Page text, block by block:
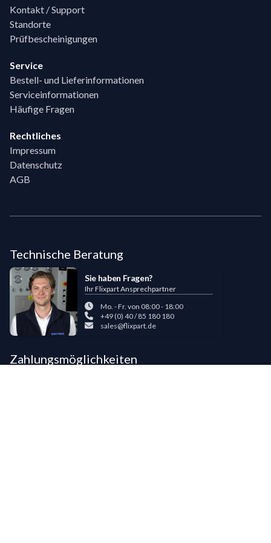
Kontakt / Support
Standorte
Prüfbescheinigungen
Service
Bestell- und Lieferinformationen
Serviceinformationen
Häufige Fragen
Rechtliches
Impressum
Datenschutz
AGB
Technische Beratung
Sie haben Fragen?
Ihr Flixpart Ansprechpartner
Mo. - Fr. von 08:00 - 18:00
+49 (0) 40 / 85 180 180
sales@flixpart.de
Zahlungsmöglichkeiten